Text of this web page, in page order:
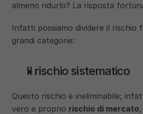
almeno ridurlo? La risposta
Infatti possiamo dividere il rischio
grandi categorie:
Il rischio sistematico
Questo rischio è ineliminabile;
vero e proprio rischio di mercato